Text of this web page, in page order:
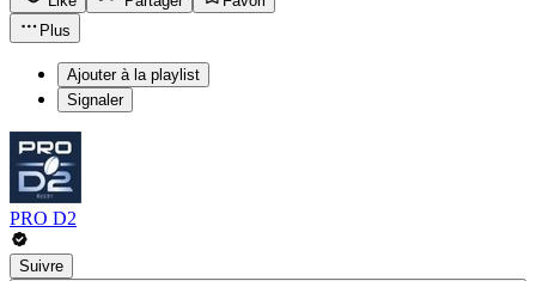
Plus
Ajouter à la playlist
Signaler
PRO D2
Suivre